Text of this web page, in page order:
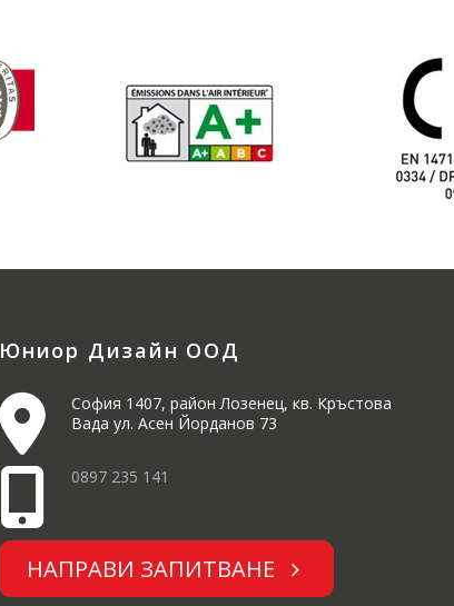
Юниор Дизайн ООД
София 1407, район Лозенец, кв. Кръстова
Вада ул. Асен Йорданов 73
0897 235 141
НАПРАВИ ЗАПИТВАНЕ